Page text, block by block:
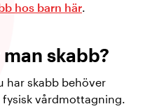
hos barn här.
skabb?
har skabb behöver
vårdmottagning.